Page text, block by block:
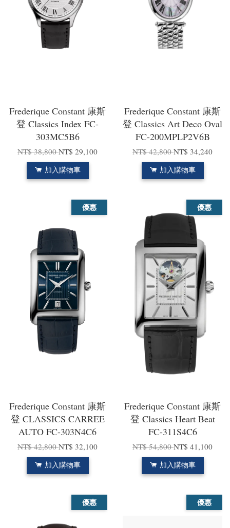
Frederique Constant 康斯
登 Classics Index FC-
303MC5B6
NT$ 38,800NT$ 29,100
加入購物車
Frederique Constant 康斯
登 Classics Art Deco Oval
FC-200MPLP2V6B
NT$ 42,800NT$ 34,240
加入購物車
優惠
Frederique Constant 康斯
登 CLASSICS CARREE
AUTO FC-303N4C6
NT$ 42,800NT$ 32,100
加入購物車
優惠
Frederique Constant 康斯
登 Classics Heart Beat
FC-311S4C6
NT$ 54,800NT$ 41,100
加入購物車
優惠 優惠